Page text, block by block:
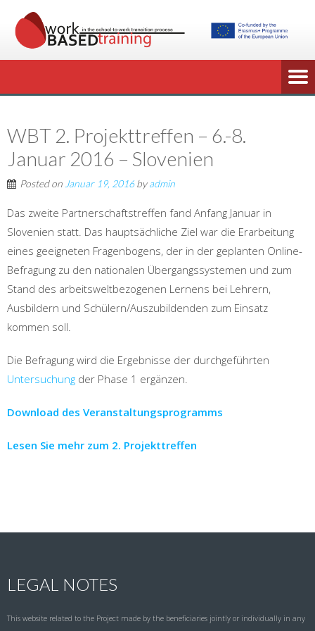
WBT 2. Projekttreffen – 6.-8.
Januar 2016 – Slovenien
Posted on Januar 19, 2016byadmin
Das zweite Partnerschaftstreffen fand Anfang Januar in
Slovenien statt. Das hauptsächliche Ziel war die Erarbeitung
eines geeigneten Fragenbogens, der in der geplanten Online-
Befragung zu den nationalen Übergangssystemen und zum
Stand des arbeitsweltbezogenen Lernens bei Lehrern,
Ausbildern und Schülern/Auszubildenden zum Einsatz
kommen soll.
Die Befragung wird die Ergebnisse der durchgeführten
Untersuchung der Phase 1 ergänzen.
Download des Veranstaltungsprogramms
Lesen Sie mehr zum 2. Projekttreffen
LEGAL NOTES
This website related to the Project made by the beneficiaries jointly or individually in any